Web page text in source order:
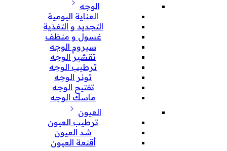
الوجه
العناية اليومية
التجديد و التغذية
غسول و منظف
سيروم الوجه
تقشير الوجه
ترطيب الوجه
تونر الوجه
تفتيح الوجه
ماسك الوجه
العيون
ترطيب العيون
شد العيون
أقنعة العيون